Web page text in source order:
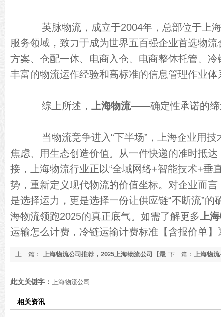
英脉物流，成立于2004年，总部位于上海
服务领域，致力于成为世界五百强企业首选物
方案、仓配一体、电商入仓、电商整体托管、
丰富的物流运作经验和高标准的信息管理作业体
综上所述， 上海物流——确定性承诺的缔
当物流竞争进入“下半场”，上海企业用技
焦虑、用生态创造价值。从一件快递的准时抵
接，上海物流行业正以“全域网络+智能技术+垂
势，重新定义现代物流的价值坐标。对企业而
是选择运力，更是选择一份让供应链“不断流”
海物流领跑2025的真正底气。如需了解更多上
运输怎么计费，冷链运输计费标准【含报价单】
下一篇： 上海物
上一篇： 上海物流公司推荐，2025上海物流公司【最
此文关键字： 上海物流公司
相关资讯